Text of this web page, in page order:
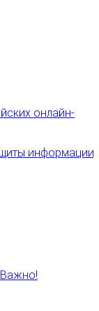
онлайн-
информации
Важно!